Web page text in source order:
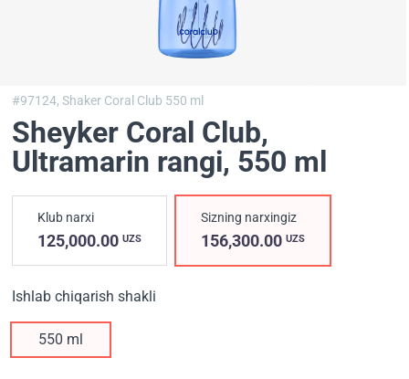
#97124,Shaker Coral Club 550 ml
Sheyker Coral Club,
Ultramarin rangi, 550 ml
Klub narxi
125,000.00 UZS
Sizning narxingiz
156,300.00UZS
Ishlab chiqarish shakli
550 ml